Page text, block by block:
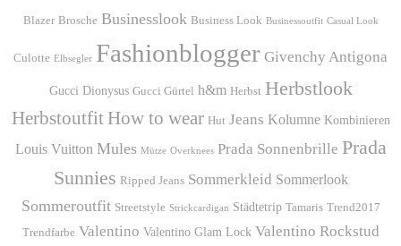
Blazer Brosche Businesslook Business Look Businessoutfit Casual Look
Culotte Elbsegler Fashionblogger Givenchy Antigona
Gucci Dionysus Gucci Gürtel h&m Herbst Herbstlook
Herbstoutfit How to wear Hut Jeans Kolumne Kombinieren
Louis Vuitton Mules Mütze Overknees Prada Sonnenbrille Prada
Sunnies Ripped Jeans Sommerkleid Sommerlook
Sommeroutfit Streetstyle Strickcardigan Städtetrip Tamaris Trend2017
Trendfarbe Valentino Valentino Glam Lock Valentino Rockstud